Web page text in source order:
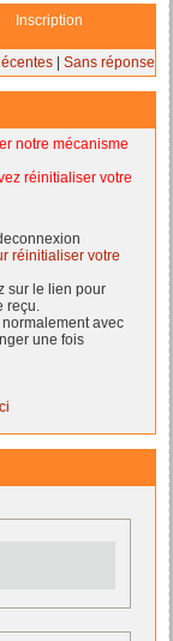
Inscription
Sans réponse
notre mécanisme
réinitialiser votre
réinitialiser votre
sur le lien pour
reçu.
avec
une fois